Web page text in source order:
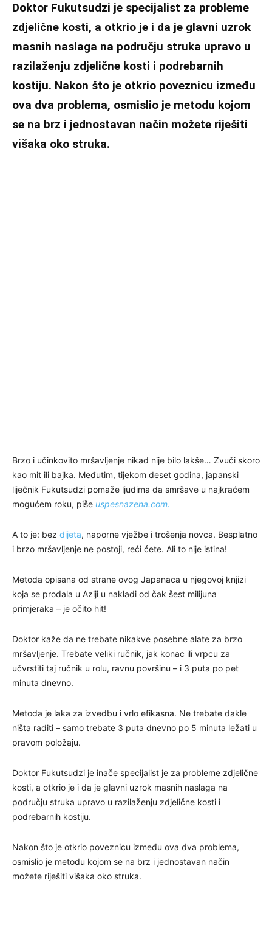
Doktor Fukutsudzi je specijalist za probleme
zdjelične kosti, a otkrio je i da je glavni uzrok
masnih naslaga na području struka upravo u
razilaženju zdjelične kosti i podrebarnih
kostiju. Nakon što je otkrio poveznicu između
ova dva problema, osmislio je metodu kojom
se na brz i jednostavan način možete riješiti
višaka oko struka.
Brzo i učinkovito mršavljenje nikad nije bilo lakše… Zvuči skoro
kao mit ili bajka. Međutim, tijekom deset godina, japanski
liječnik Fukutsudzi pomaže ljudima da smršave u najkraćem
mogućem roku, piše uspesnazena.com.
A to je: bez dijeta, naporne vježbe i trošenja novca. Besplatno
i brzo mršavljenje ne postoji, reći ćete. Ali to nije istina!
Metoda opisana od strane ovog Japanaca u njegovoj knjizi
koja se prodala u Aziji u nakladi od čak šest milijuna
primjeraka – je očito hit!
Doktor kaže da ne trebate nikakve posebne alate za brzo
mršavljenje. Trebate veliki ručnik, jak konac ili vrpcu za
učvrstiti taj ručnik u rolu, ravnu površinu – i 3 puta po pet
minuta dnevno.
Metoda je laka za izvedbu i vrlo efikasna. Ne trebate dakle
ništa raditi – samo trebate 3 puta dnevno po 5 minuta ležati u
pravom položaju.
Doktor Fukutsudzi je inače specijalist je za probleme zdjelične
kosti, a otkrio je i da je glavni uzrok masnih naslaga na
području struka upravo u razilaženju zdjelične kosti i
podrebarnih kostiju.
Nakon što je otkrio poveznicu između ova dva problema,
osmislio je metodu kojom se na brz i jednostavan način
možete riješiti višaka oko struka.